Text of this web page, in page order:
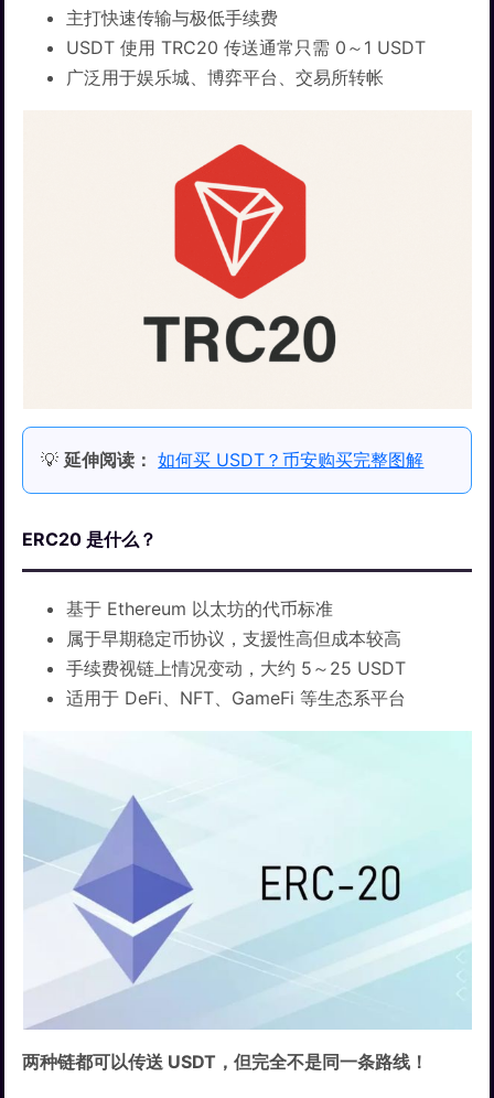
主打快速传输与极低手续费
USDT 使用 TRC20 传送通常只需 0～1 USDT
广泛用于娱乐城、博弈平台、交易所转帐
💡延伸阅读： 如何买 USDT？币安购买完整图解
ERC20 是什么？
基于 Ethereum 以太坊的代币标准
属于早期稳定币协议，支援性高但成本较高
手续费视链上情况变动，大约 5～25 USDT
适用于 DeFi、NFT、GameFi 等生态系平台
两种链都可以传送 USDT，但完全不是同一条路线！